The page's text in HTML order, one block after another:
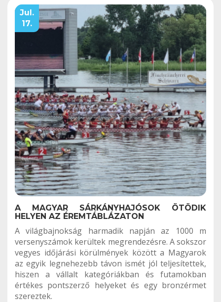
Jul.
17.
A MAGYAR SÁRKÁNYHAJÓSOK ÖTÖDIK
HELYEN AZ ÉREMTÁBLÁZATON
A világbajnokság harmadik napján az 1000 m
versenyszámok kerültek megrendezésre. A sokszor
vegyes időjárási körülmények között a Magyarok
az egyik legnehezebb távon ismét jól teljesítettek,
hiszen a vállalt kategóriákban és futamokban
értékes pontszerző helyeket és egy bronzérmet
szereztek.